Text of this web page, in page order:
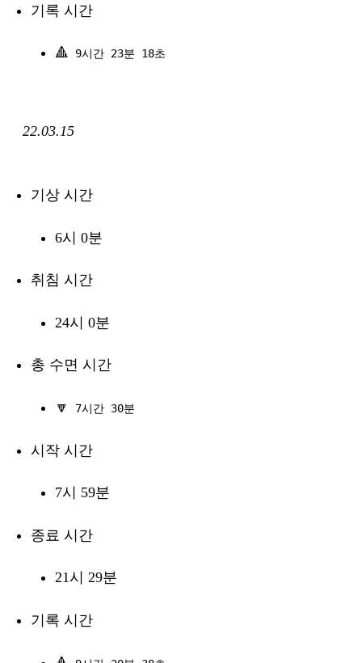
기록 시간
🔺 9시간 23분 18초
22.03.15
기상 시간
6시 0분
취침 시간
24시 0분
총 수면 시간
🔽 7시간 30분
시작 시간
7시 59분
종료 시간
21시 29분
기록 시간